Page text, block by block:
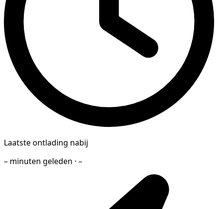
Laatste ontlading nabij
– minuten geleden · –